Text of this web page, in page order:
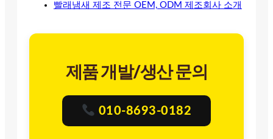
빨래냄새 제조 전문 OEM, ODM 제조회사 소개
제품 개발/생산 문의
010-8693-0182